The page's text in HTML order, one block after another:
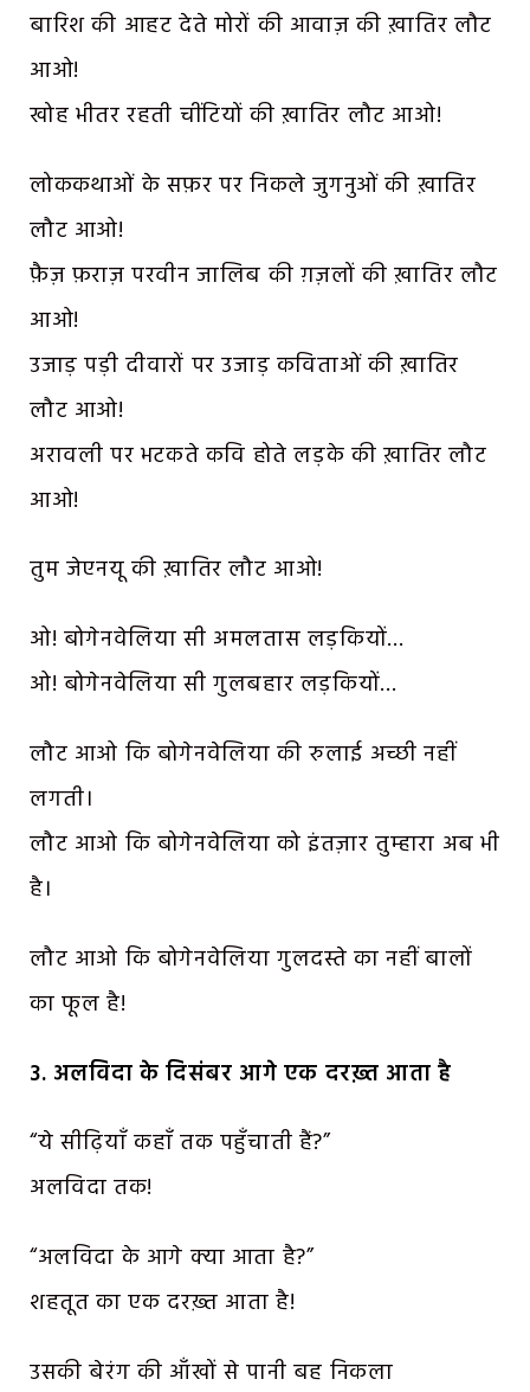
बारिश की आहट देते मोरों की आवाज़ की ख़ातिर लौट
आओ!
खोह भीतर रहती चींटियों की ख़ातिर लौट आओ!
लोककथाओं के सफ़र पर निकले जुगनुओं की ख़ातिर
लौट आओ!
फ़ैज़ फ़राज़ परवीन जालिब की ग़ज़लों की ख़ातिर लौट
आओ!
उजाड़ पड़ी दीवारों पर उजाड़ कविताओं की ख़ातिर
लौट आओ!
अरावली पर भटकते कवि होते लड़के की ख़ातिर लौट
आओ!
तुम जेएनयू की ख़ातिर लौट आओ!
ओ! बोगेनवेलिया सी अमलतास लड़कियों…
ओ! बोगेनवेलिया सी गुलबहार लड़कियों…
लौट आओ कि बोगेनवेलिया की रुलाई अच्छी नहीं
लगती।
लौट आओ कि बोगेनवेलिया को इंतज़ार तुम्हारा अब भी
है।
लौट आओ कि बोगेनवेलिया गुलदस्ते का नहीं बालों
का फूल है!
3. अलविदा के दिसंबर आगे एक दरख़्त आता है
“ये सीढ़ियाँ कहाँ तक पहुँचाती हैं?”
अलविदा तक!
“अलविदा के आगे क्या आता है?”
शहतूत का एक दरख़्त आता है!
उसकी बेरंग की आँखों से पानी बह निकला